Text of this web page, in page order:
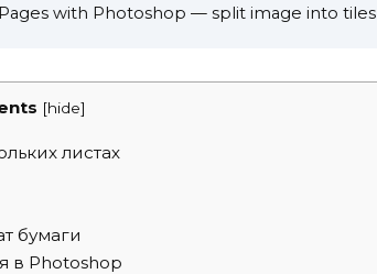
with Photoshop — split image into tiles
[hide]
листах
бумаги
в Photoshop